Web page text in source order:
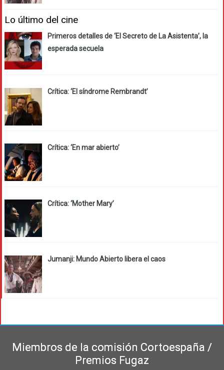
Lo último del cine
Primeros detalles de ‘El Secreto de La Asistenta’, la
esperada secuela
Crítica: ‘El síndrome Rembrandt’
Crítica: ‘En mar abierto’
Crítica: ‘Mother Mary’
Jumanji: Mundo Abierto libera el caos
Miembros de la comisión Cortoespaña /
Premios Fugaz